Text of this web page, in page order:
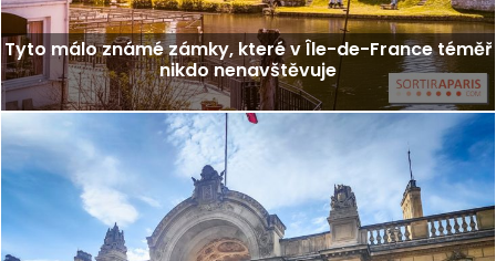
Tyto málo známé zámky, které v Île-de-France téměř
nikdo nenavštěvuje